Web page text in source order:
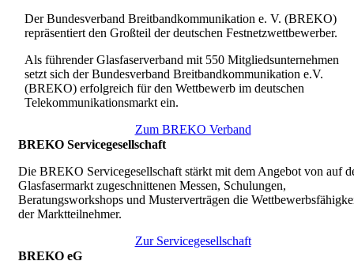
Der Bundesverband Breitbandkommunikation e. V. (BREKO)
repräsentiert den Großteil der deutschen Festnetzwettbewerber.
Als führender Glasfaserverband mit 550 Mitgliedsunternehmen
setzt sich der Bundesverband Breitbandkommunikation e.V.
(BREKO) erfolgreich für den Wettbewerb im deutschen
Telekommunikationsmarkt ein.
Zum BREKO Verband
BREKO Servicegesellschaft
Die BREKO Servicegesellschaft stärkt mit dem Angebot von auf
Glasfasermarkt zugeschnittenen Messen, Schulungen,
Beratungsworkshops und Musterverträgen die
der Marktteilnehmer.
Zur Servicegesellschaft
BREKO eG